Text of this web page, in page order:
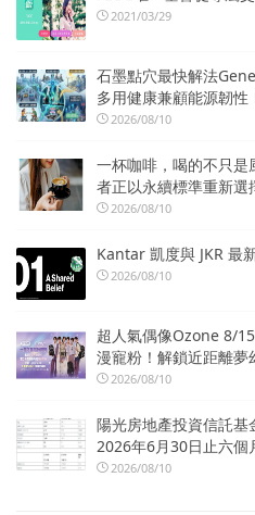
2021/03/29
石墨點穴最快解法
多用健康兼顧能源韌
2026/08/10
一杯咖啡，喝的不只
者正以永續標準重新選
2026/08/10
Kantar 凱度與 JKR 最
2026/08/10
超人氣偶像Ozone 8/
漫寵粉！解鎖近距離夢
2026/08/10
陽光房地產投資信託基
2026年6月30日止六個
2026/08/10